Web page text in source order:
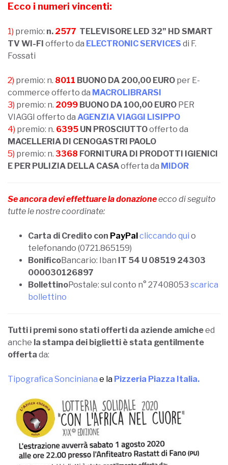
Ecco i numeri vincenti:
1) premio: n. 2577 TELEVISORE LED 32” HD SMART
TV WI-FI offerto da ELECTRONIC SERVICES di F.
Fossati
2) premio: n. 8011 BUONO DA 200,00 EURO per E-
commerce offerto da MACROLIBRARSI
3) premio: n. 2099 BUONO DA 100,00 EURO PER
VIAGGI offerto da AGENZIA VIAGGI LISIPPO
4) premio: n. 6395 UN PROSCIUTTOofferto da
MACELLERIA DI CENOGASTRI PAOLO
5) premio: n. 3368 FORNITURA DI PRODOTTI IGIENICI
E PER PULIZIA DELLA CASAofferta da MIDOR
Se ancora devi effettuare la donazioneecco di seguito
tutte le nostre coordinate:
Carta di Credito con PayPal cliccando qui o
telefonando (0721.865159)
BonificoBancario: Iban IT 54 U 08519 24303
000030126897
BollettinoPostale: sul conto n° 27408053 scarica
bollettino
Tutti i premi sono stati offerti da aziende amicheed
anche la stampa dei biglietti è stata gentilmente
offerta da:
Tipografica Sonciniana e la Pizzeria Piazza Italia.